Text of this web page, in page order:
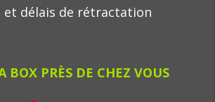
et délais de rétractation
BOX PRÈS DE CHEZ VOUS